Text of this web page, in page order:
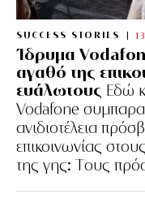
SUCCESS STORIES
Ίδρυμα
αγαθό της
ευάλωτους Εδώ
Vodafone
ανιδιοτέλεια
επικοινωνίας
της γης: Tους